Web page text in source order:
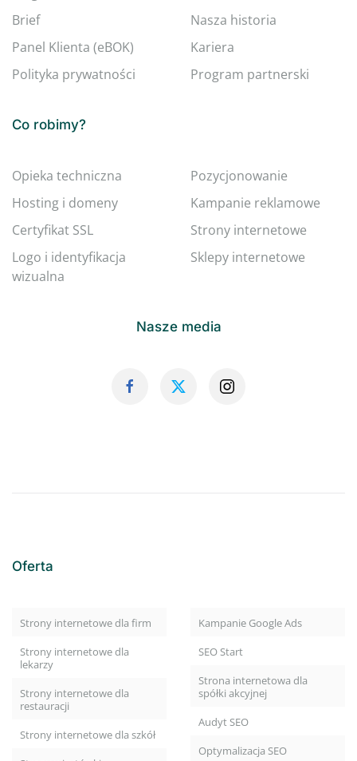
Brief
Panel Klienta (eBOK)
Polityka prywatności
Nasza historia
Kariera
Program partnerski
Co robimy?
Opieka techniczna
Hosting i domeny
Certyfikat SSL
Logo i identyfikacja
wizualna
Pozycjonowanie
Kampanie reklamowe
Strony internetowe
Sklepy internetowe
Nasze media
Oferta
Strony internetowe dla firm
Strony internetowe dla
lekarzy
Strony internetowe dla
restauracji
Strony internetowe dla szkół
Kampanie Google Ads
SEO Start
Strona internetowa dla
spółki akcyjnej
Audyt SEO
Optymalizacja SEO